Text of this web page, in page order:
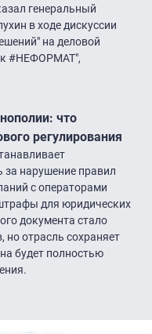
генеральный
в ходе дискуссии
на деловой
#НЕФОРМАТ",
что
регулирования
за нарушение правил
с операторами
для юридических
документа стало
отрасль сохраняет
будет полностью